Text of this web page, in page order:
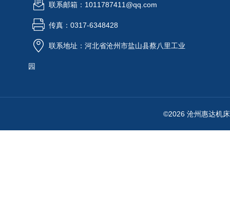
联系邮箱：1011787411@qq.com
传真：0317-6348428
联系地址：河北省沧州市盐山县蔡八里工业
园
©2026 沧州惠达机